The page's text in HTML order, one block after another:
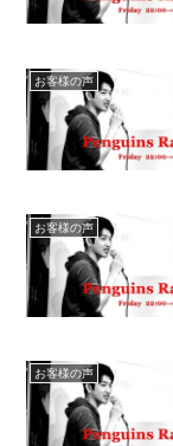
お客様の声
お客様の声
お客様の声